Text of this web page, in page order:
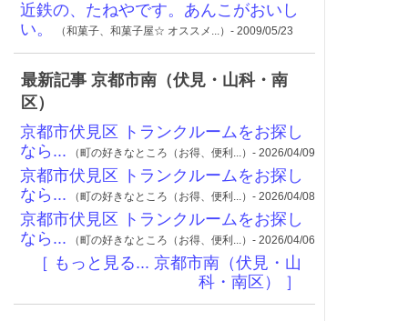
近鉄の、たねやです。あんこがおいし
い。
（和菓子、和菓子屋☆ オススメ...）- 2009/05/23
最新記事 京都市南（伏見・山科・南
区）
京都市伏見区 トランクルームをお探し
なら... （町の好きなところ（お得、便利...）- 2026/04/09
京都市伏見区 トランクルームをお探し
なら... （町の好きなところ（お得、便利...）- 2026/04/08
京都市伏見区 トランクルームをお探し
なら... （町の好きなところ（お得、便利...）- 2026/04/06
［ もっと見る... 京都市南（伏見・山
科・南区） ］